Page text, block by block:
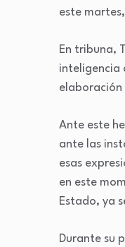
este
En tribuna,
inteligencia
Ante este
ante las
esas
en este
Estado, ya
Durante su